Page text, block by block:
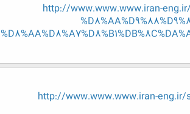
http://www.www.www.iran-eng.ir/
http://www.www.www.iran-eng.ir/